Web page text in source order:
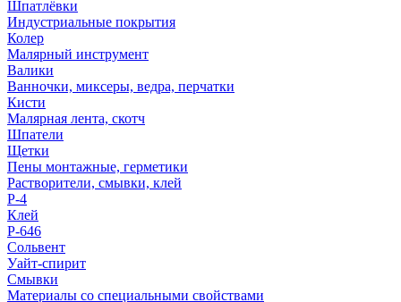
Шпатлёвки
Индустриальные покрытия
Колер
Малярный инструмент
Валики
Ванночки, миксеры, ведра, перчатки
Кисти
Малярная лента, скотч
Шпатели
Щетки
Пены монтажные, герметики
Растворители, смывки, клей
Р-4
Клей
Р-646
Сольвент
Уайт-спирит
Смывки
Материалы со специальными свойствами